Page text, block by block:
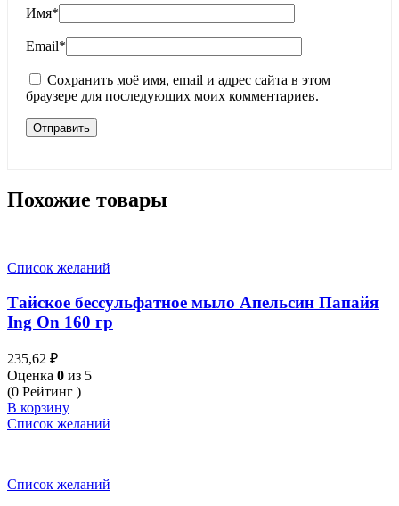
Имя*
Email*
Сохранить моё имя, email и адрес сайта в этом
браузере для последующих моих комментариев.
Похожие товары
Список желаний
Тайское бессульфатное мыло Апельсин Папайя
Ing On 160 гр
235,62 ₽
Оценка 0 из 5
(0 Рейтинг )
В корзину
Список желаний
Список желаний